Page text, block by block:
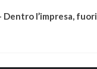
Dentro l’impresa, fuori